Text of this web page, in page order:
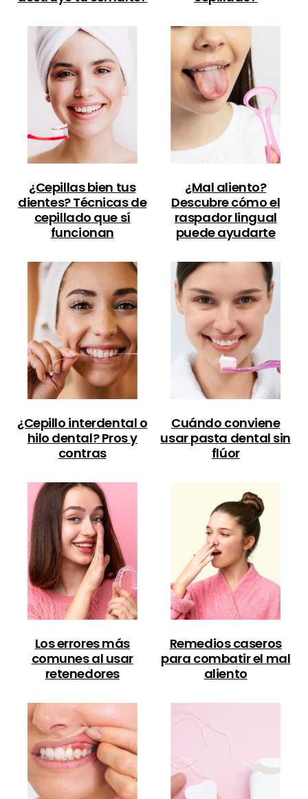
¿Cepillas bien tus
dientes? Técnicas de
cepillado que sí
funcionan
¿Mal aliento?
Descubre cómo el
raspador lingual
puede ayudarte
¿Cepillo interdental o
hilo dental? Pros y
contras
Cuándo conviene
usar pasta dental sin
flúor
Los errores más
comunes al usar
retenedores
Remedios caseros
para combatir el mal
aliento